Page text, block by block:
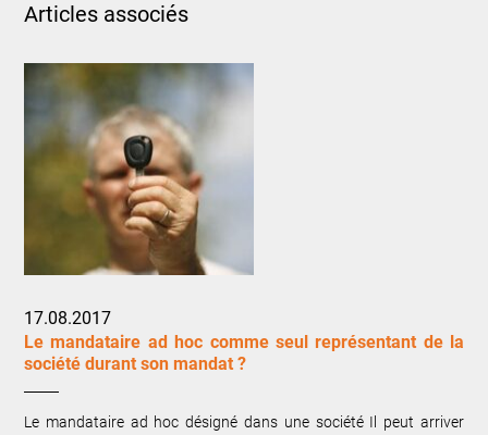
Articles associés
17.08.2017
Le mandataire ad hoc comme seul représentant de la
société durant son mandat ?
Le mandataire ad hoc désigné dans une société Il peut arriver